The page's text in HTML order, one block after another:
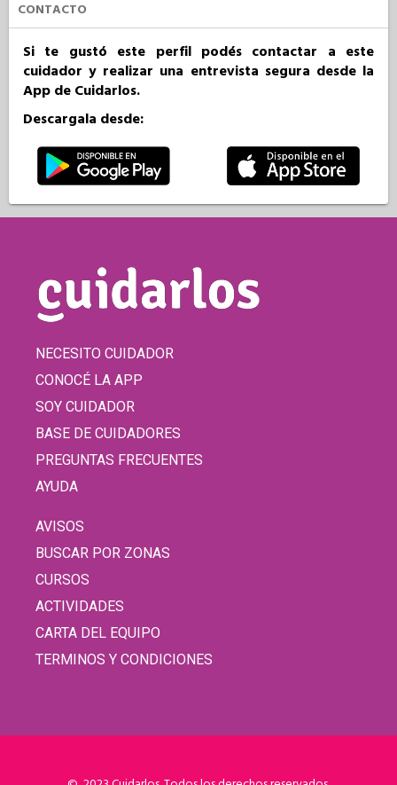
CONTACTO
Si te gustó este perfil podés contactar a este
cuidador y realizar una entrevista segura desde la
App de Cuidarlos.
Descargala desde:
NECESITO CUIDADOR
CONOCÉ LA APP
SOY CUIDADOR
BASE DE CUIDADORES
PREGUNTAS FRECUENTES
AYUDA
AVISOS
BUSCAR POR ZONAS
CURSOS
ACTIVIDADES
CARTA DEL EQUIPO
TERMINOS Y CONDICIONES